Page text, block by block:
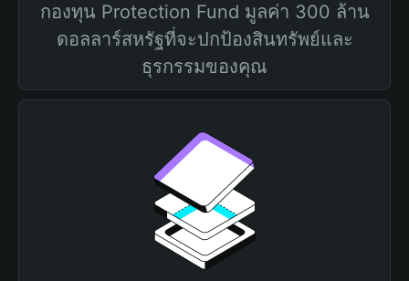
กองทุน Protection Fund มูลค่า 300 ล้าน
ดอลลาร์สหรัฐที่จะปกป้องสินทรัพย์และ
ธุรกรรมของคุณ